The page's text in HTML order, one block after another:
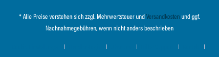
* Alle Preise verstehen sich zzgl. Mehrwertsteuer undVersandkostenund ggf.
Nachnahmegebühren, wenn nicht anders beschrieben